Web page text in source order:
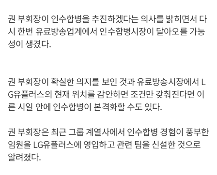
권 부회장이 인수합병을 추진하겠다는 의사를 밝히면서 다
시 한번 유료방송업계에서 인수합병시장이 달아오를 가능
성이 생겼다.
권 부회장이 확실한 의지를 보인 것과 유료방송시장에서 L
G유플러스의 현재 위치를 감안하면 조건만 갖춰진다면 이
른 시일 안에 인수합병이 본격화할 수도 있다.
권 부회장은 최근 그룹 계열사에서 인수합병 경험이 풍부한
임원을 LG유플러스에 영입하고 관련 팀을 신설한 것으로
알려졌다.